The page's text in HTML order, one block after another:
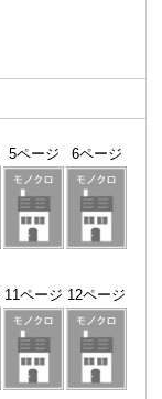
5ページ 6ページ
11ページ 12ページ